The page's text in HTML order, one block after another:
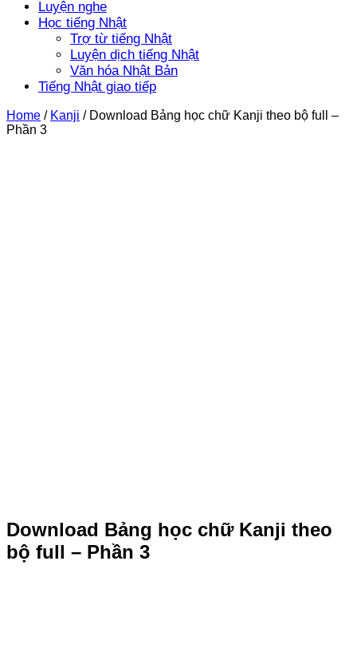
Luyện nghe
Học tiếng Nhật
Trợ từ tiếng Nhật
Luyện dịch tiếng Nhật
Văn hóa Nhật Bản
Tiếng Nhật giao tiếp
Home / Kanji / Download Bảng học chữ Kanji theo bộ full –
Phần 3
Download Bảng học chữ Kanji theo
bộ full – Phần 3